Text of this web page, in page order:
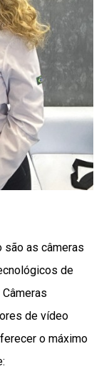
são as câmeras
de
de vídeo
o máximo